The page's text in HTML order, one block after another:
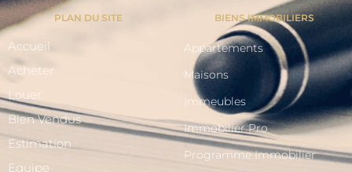
PLAN DU SITE
Accueil
Acheter
Louer
Bien Vendus
Estimation
Equipe
BIENS IMMOBILIERS
Appartements
Maisons
Immeubles
Immobilier Pro
Programme Immobilier